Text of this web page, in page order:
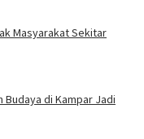
Masyarakat Sekitar
Budaya di Kampar Jadi